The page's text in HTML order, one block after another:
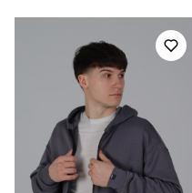
Призначення
Стиль
Сезон